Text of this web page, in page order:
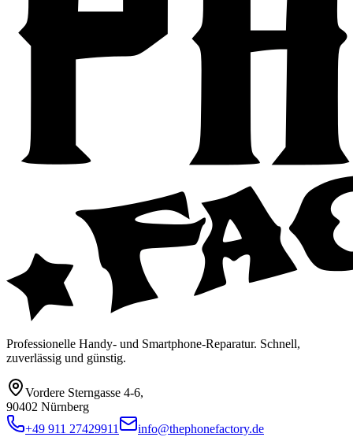
Professionelle Handy- und Smartphone-Reparatur. Schnell,
zuverlässig und günstig.
Vordere Sterngasse 4-6,
90402 Nürnberg
+49 911 27429911
info@thephonefactory.de